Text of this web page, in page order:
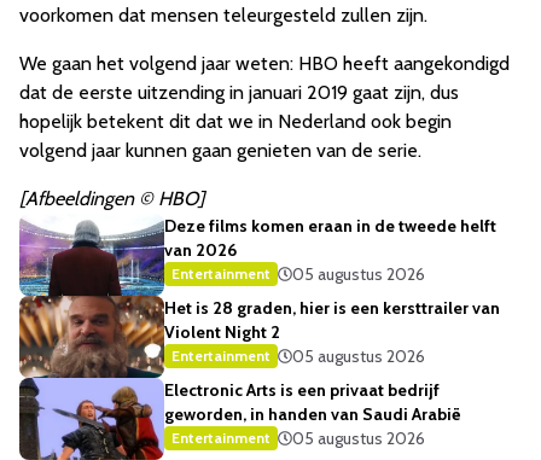
voorkomen dat mensen teleurgesteld zullen zijn.
We gaan het volgend jaar weten: HBO heeft aangekondigd
dat de eerste uitzending in januari 2019 gaat zijn, dus
hopelijk betekent dit dat we in Nederland ook begin
volgend jaar kunnen gaan genieten van de serie.
[Afbeeldingen © HBO]
Deze films komen eraan in de tweede helft
van 2026
Entertainment
05 augustus 2026
Het is 28 graden, hier is een kersttrailer van
Violent Night 2
Entertainment
05 augustus 2026
Electronic Arts is een privaat bedrijf
geworden, in handen van Saudi Arabië
Entertainment
05 augustus 2026